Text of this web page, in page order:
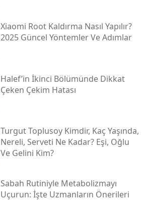
Xiaomi Root Kaldırma Nasıl Yapılır?
2025 Güncel Yöntemler Ve Adımlar
Halef’in İkinci Bölümünde Dikkat
Çeken Çekim Hatası
Turgut Toplusoy Kimdir, Kaç Yaşında,
Nereli, Serveti Ne Kadar? Eşi, Oğlu
Ve Gelini Kim?
Sabah Rutiniyle Metabolizmayı
Uçurun: İşte Uzmanların Önerileri